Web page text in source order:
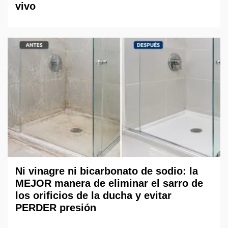
vivo
Ni vinagre ni bicarbonato de sodio: la
MEJOR manera de eliminar el sarro de
los orificios de la ducha y evitar
PERDER presión